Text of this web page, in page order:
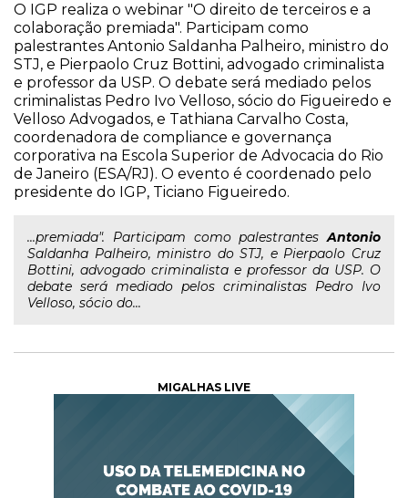
O IGP realiza o webinar "O direito de terceiros e a
colaboração premiada". Participam como
palestrantes Antonio Saldanha Palheiro, ministro do
STJ, e Pierpaolo Cruz Bottini, advogado criminalista
e professor da USP. O debate será mediado pelos
criminalistas Pedro Ivo Velloso, sócio do Figueiredo e
Velloso Advogados, e Tathiana Carvalho Costa,
coordenadora de compliance e governança
corporativa na Escola Superior de Advocacia do Rio
de Janeiro (ESA/RJ). O evento é coordenado pelo
presidente do IGP, Ticiano Figueiredo.
...premiada". Participam como palestrantesAntonio
Saldanha Palheiro, ministro do STJ, e Pierpaolo Cruz
Bottini, advogado criminalista e professor da USP. O
debate será mediado pelos criminalistas Pedro Ivo
Velloso, sócio do...
MIGALHAS LIVE